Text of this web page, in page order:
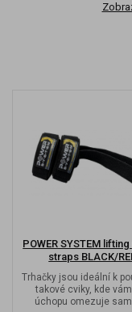
POWER SYSTEM
straps BLACK/
Trhačky jsou ideální k
takové cviky, kde
úchopu omezuje